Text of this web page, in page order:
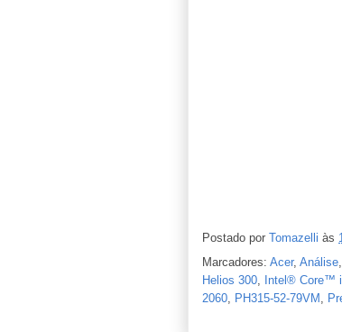
Postado por Tomazelli às
Marcadores: Acer, Análise
Helios 300
Intel® Core™
2060
PH315-52-79VM